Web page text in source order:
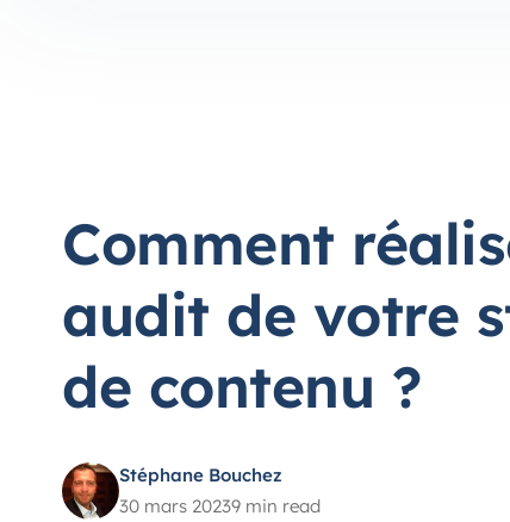
Comment
audit de votre
de contenu ?
Stéphane Bouchez
30 mars 20239 min read